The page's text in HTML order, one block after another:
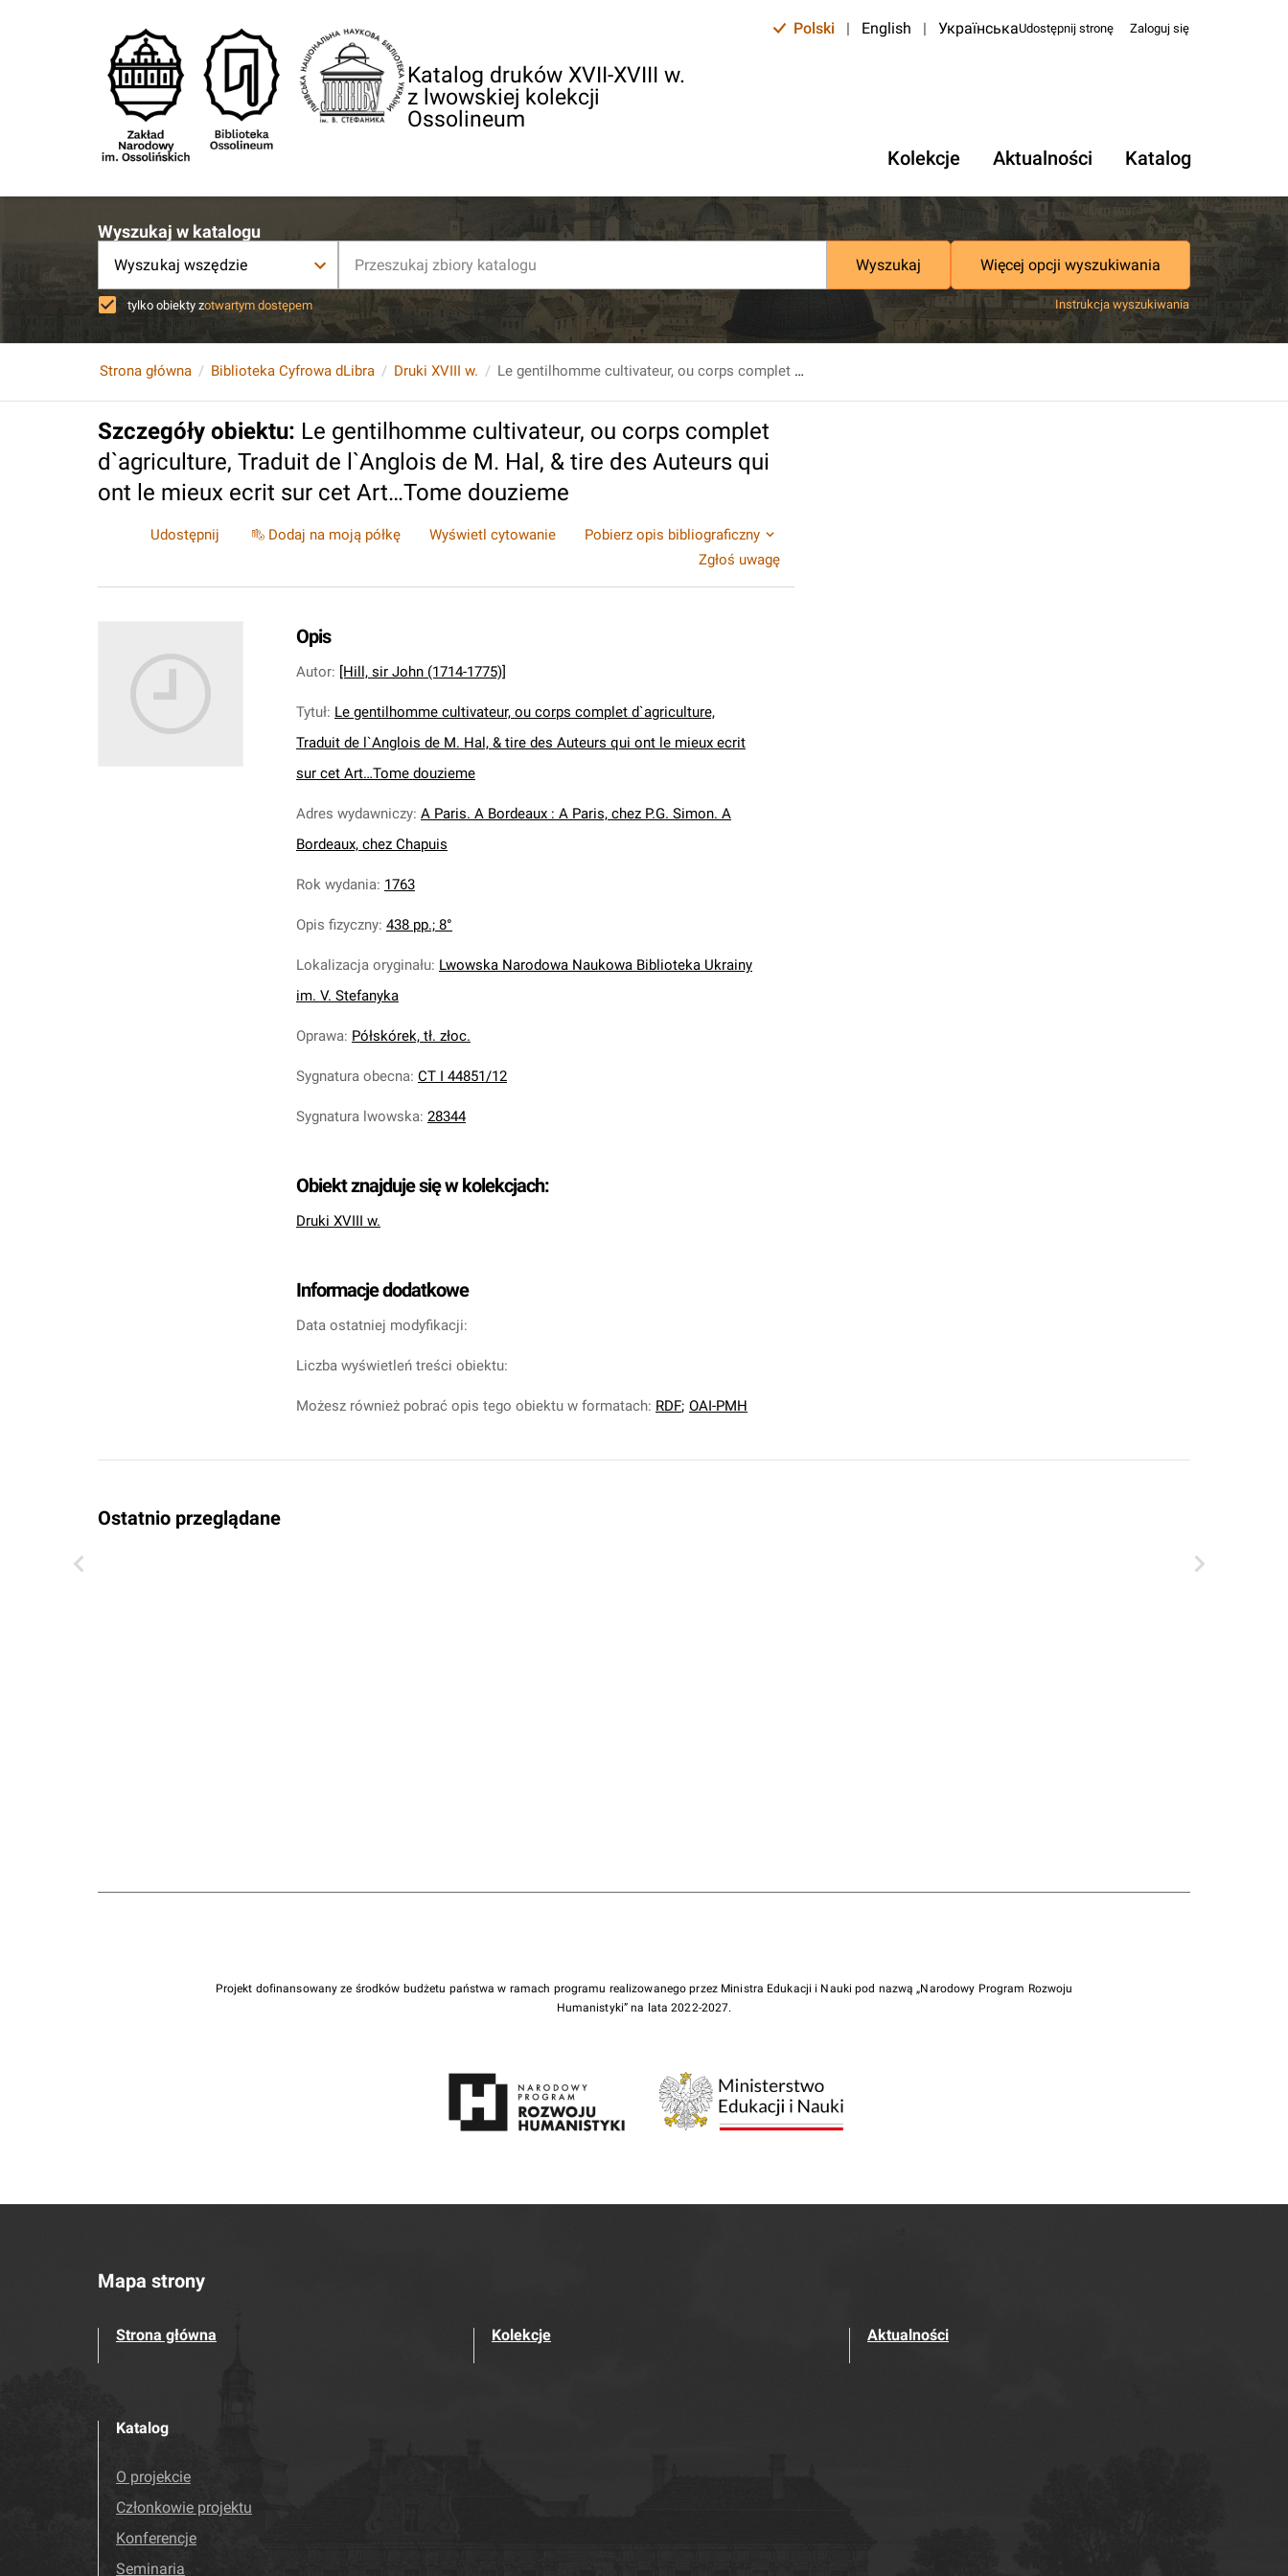
Katalog druków XVII-XVIII w.
z lwowskiej kolekcji
Ossolineum
Polski | English | УкраїнськаUdostępnij stronę Zaloguj się
Kolekcje Aktualności Katalog
Wyszukaj w katalogu
Wyszukaj wszędzie Wyszukaj Więcej opcji wyszukiwania
tylko obiekty zotwartym dostępem Instrukcja wyszukiwania
Strona główna Biblioteka Cyfrowa dLibra Druki XVIII w. Le gentilhomme cultivateur, ou corps complet d`agriculture, Traduit de l`Anglois de M. Hal, & tire des Auteurs qui ont le mieux ecrit sur cet Art…Tome douzieme
Szczegóły obiektu: Le gentilhomme cultivateur, ou corps complet
d`agriculture, Traduit de l`Anglois de M. Hal, & tire des Auteurs qui
ont le mieux ecrit sur cet Art…Tome douzieme
Udostępnij Dodaj na moją półkę Wyświetl cytowanie
Pobierz opis bibliograficzny
Zgłoś uwagę
Opis
Autor: [Hill, sir John (1714-1775)]
Tytuł: Le gentilhomme cultivateur, ou corps complet d`agriculture,
Traduit de l`Anglois de M. Hal, & tire des Auteurs qui ont le mieux ecrit
sur cet Art…Tome douzieme
Adres wydawniczy: A Paris. A Bordeaux : A Paris, chez P.G. Simon. A
Bordeaux, chez Chapuis
Rok wydania: 1763
Opis fizyczny: 438 pp.; 8°
Lokalizacja oryginału: Lwowska Narodowa Naukowa Biblioteka Ukrainy
im. V. Stefanyka
Oprawa: Półskórek, tł. złoc.
Sygnatura obecna: CT I 44851/12
Sygnatura lwowska: 28344
Obiekt znajduje się w kolekcjach:
Druki XVIII w.
Informacje dodatkowe
Data ostatniej modyfikacji:
Liczba wyświetleń treści obiektu:
Możesz również pobrać opis tego obiektu w formatach: RDF; OAI-PMH
Ostatnio przeglądane
Projekt dofinansowany ze środków budżetu państwa w ramach programu realizowanego przez Ministra Edukacji i Nauki pod nazwą „Narodowy Program Rozwoju
Humanistyki” na lata 2022-2027.
Mapa strony
Strona główna Kolekcje Aktualności
Katalog
O projekcie
Członkowie projektu
Konferencje
Seminaria